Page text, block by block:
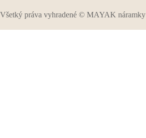
Všetký práva vyhradené © MAYAK náramky